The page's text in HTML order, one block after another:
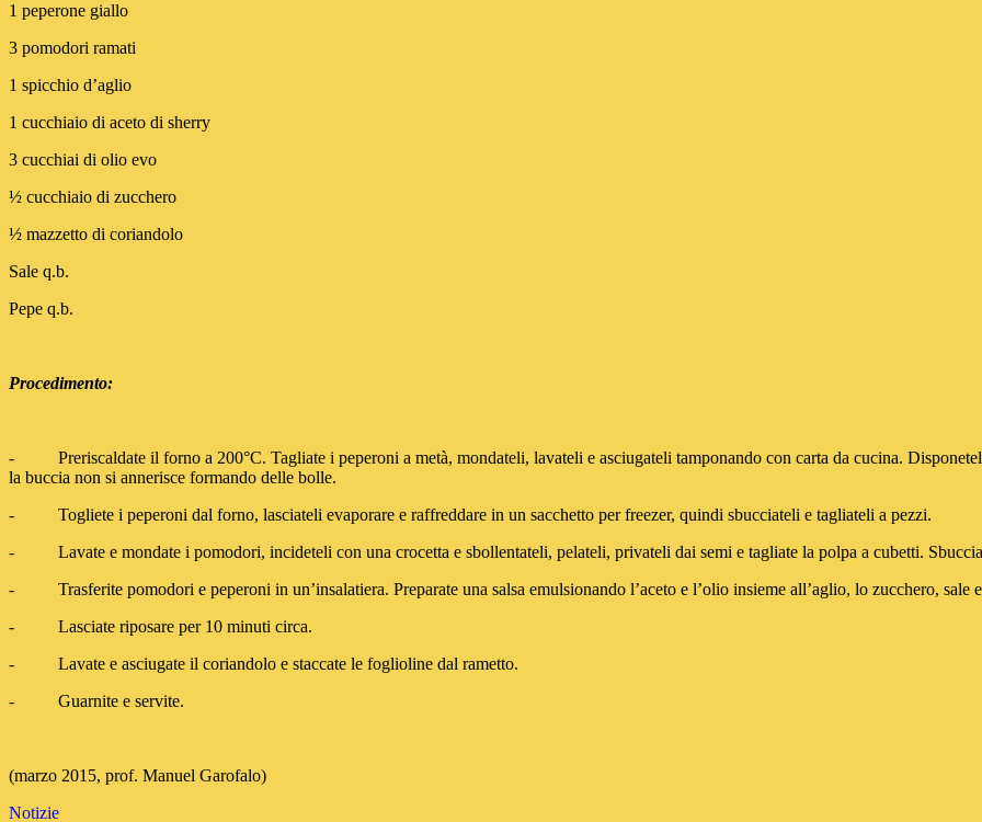
1 peperone giallo
3 pomodori ramati
1 spicchio d’aglio
1 cucchiaio di aceto di sherry
3 cucchiai di olio evo
½ cucchiaio di zucchero
½ mazzetto di coriandolo
Sale q.b.
Pepe q.b.
Procedimento:
- Preriscaldate il forno a 200°C. Tagliate i peperoni a metà, mondateli, lavateli e asciugateli tamponando con carta da cucina.
la buccia non si annerisce formando delle bolle.
- Togliete i peperoni dal forno, lasciateli evaporare e raffreddare in un sacchetto per freezer, quindi sbucciateli e tagliateli a pezzi.
- Lavate e mondate i pomodori, incideteli con una crocetta e sbollentateli, pelateli, privateli dai semi e tagliate la polpa a cubetti.
- Trasferite pomodori e peperoni in un’insalatiera. Preparate una salsa emulsionando l’aceto e l’olio insieme all’aglio, lo zucchero, sale e
- Lasciate riposare per 10 minuti circa.
- Lavate e asciugate il coriandolo e staccate le foglioline dal rametto.
- Guarnite e servite.
(marzo 2015, prof. Manuel Garofalo)
Notizie